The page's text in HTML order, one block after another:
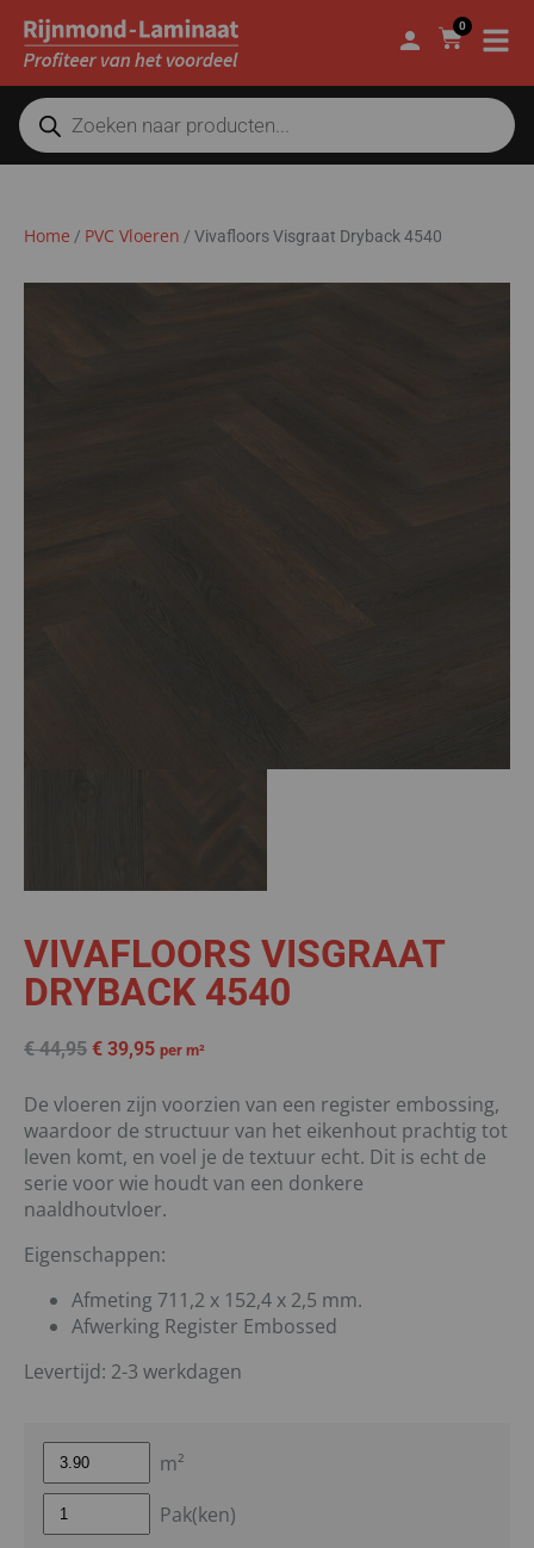
0
Home / PVC Vloeren / Vivafloors Visgraat Dryback 4540
VIVAFLOORS VISGRAAT
DRYBACK 4540
€44,95 € 39,95 per m²
De vloeren zijn voorzien van een register embossing,
waardoor de structuur van het eikenhout prachtig tot
leven komt, en voel je de textuur echt. Dit is echt de
serie voor wie houdt van een donkere
naaldhoutvloer.
Eigenschappen:
Afmeting 711,2 x 152,4 x 2,5 mm.
Afwerking Register Embossed
Levertijd: 2-3 werkdagen
m²
Pak(ken)